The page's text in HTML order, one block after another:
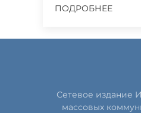
ПОДРОБНЕЕ
Сетевое издание
массовых